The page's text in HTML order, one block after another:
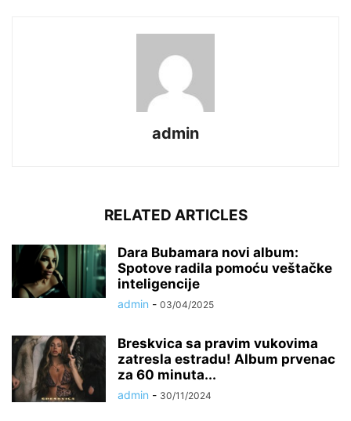
admin
RELATED ARTICLES
Dara Bubamara novi album:
Spotove radila pomoću veštačke
inteligencije
admin - 03/04/2025
Breskvica sa pravim vukovima
zatresla estradu! Album prvenac
za 60 minuta...
admin - 30/11/2024